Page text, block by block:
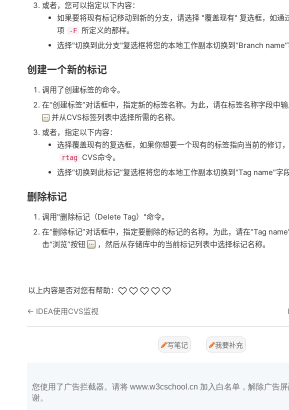
或者，您可以指定以下内容：
如果要将现有标记移动到新的分支，请选择 "覆盖现有" 复选框，如通
项
-F
所定义的那样。
选择"切换到此分支"复选框将您的本地工作副本切换到“Branch name”
创建一个新的标记
调用了创建标签的命令。
在“创建标签”对话框中，指定新的标签名称。为此，请在标签名称字段中
并从CVS标签列表中选择所需的名称。
或者，指定以下内容：
选择覆盖现有的复选框，如果你想要一个现有的标签指向当前的修订
rtag
CVS命令。
选择“切换到此标记”复选框将您的本地工作副本切换到“Tag name”字
删除标记
调用"删除标记（Delete Tag）"命令。
在“删除标记”对话框中，指定要删除的标记的名称。为此，请在“Tag
击“浏览”按钮
，然后从存储库中的当前标记列表中选择标记名称。
以上内容是否对您有帮助：
← IDEA使用CVS监视
写笔记 我要补充
您使用了广告拦截器。请将 www.w3cschool.cn 加入白名单，解除广告
谢。